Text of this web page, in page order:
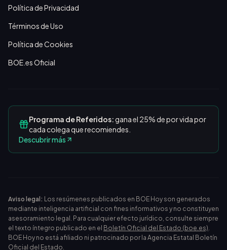
Política de Privacidad
Términos de Uso
Política de Cookies
BOE.es Oficial
Programa de Referidos:gana el 25% de por vida por
cada colega que recomiendes.
Descubrir más
Aviso legal: Los resúmenes publicados en BOE Hoy son generados
mediante inteligencia artificial con fines informativos y no constituyen
asesoramiento legal. Para cualquier efecto jurídico, consulte siempre
el texto íntegro publicado en el Boletín Oficial del Estado (boe.es).
BOE Hoy no está afiliado ni patrocinado por la Agencia Estatal Boletín
Oficial del Estado.